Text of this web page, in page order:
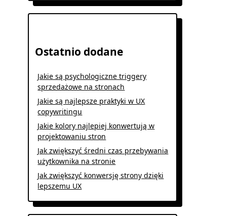
Ostatnio dodane
Jakie są psychologiczne triggery
sprzedażowe na stronach
Jakie są najlepsze praktyki w UX
copywritingu
Jakie kolory najlepiej konwertują w
projektowaniu stron
Jak zwiększyć średni czas przebywania
użytkownika na stronie
Jak zwiększyć konwersję strony dzięki
lepszemu UX